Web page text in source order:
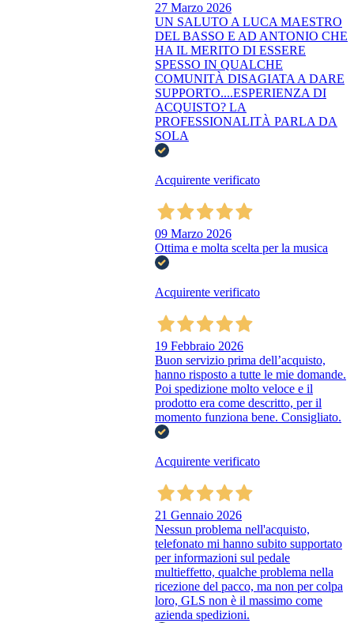
27 Marzo 2026
UN SALUTO A LUCA MAESTRO
DEL BASSO E AD ANTONIO CHE
HA IL MERITO DI ESSERE
SPESSO IN QUALCHE
COMUNITÀ DISAGIATA A DARE
SUPPORTO....ESPERIENZA DI
ACQUISTO? LA
PROFESSIONALITÀ PARLA DA
SOLA
Acquirente verificato
09 Marzo 2026
Ottima e molta scelta per la musica
Acquirente verificato
19 Febbraio 2026
Buon servizio prima dell’acquisto,
hanno risposto a tutte le mie domande.
Poi spedizione molto veloce e il
prodotto era come descritto, per il
momento funziona bene. Consigliato.
Acquirente verificato
21 Gennaio 2026
Nessun problema nell'acquisto,
telefonato mi hanno subito supportato
per informazioni sul pedale
multieffetto, qualche problema nella
ricezione del pacco, ma non per colpa
loro, GLS non è il massimo come
azienda spedizioni.